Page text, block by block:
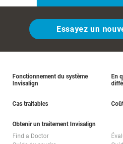
Essayez un
Fonctionnement du système
Invisalign
En
Cas traitables
Obtenir un traitement Invisalign
Find a Doctor